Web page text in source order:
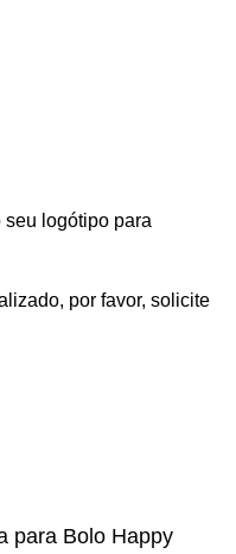
logótipo para
por favor, solicite